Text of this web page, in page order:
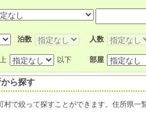
泊数 人数
以下 部屋
ら探す
村で絞って探すことができます。住所県一